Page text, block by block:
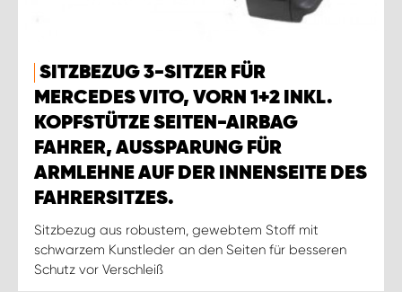
SITZBEZUG 3-SITZER FÜR
MERCEDES VITO, VORN 1+2 INKL.
KOPFSTÜTZE SEITEN-AIRBAG
FAHRER, AUSSPARUNG FÜR
ARMLEHNE AUF DER INNENSEITE DES
FAHRERSITZES.
Sitzbezug aus robustem, gewebtem Stoff mit
schwarzem Kunstleder an den Seiten für besseren
Schutz vor Verschleiß